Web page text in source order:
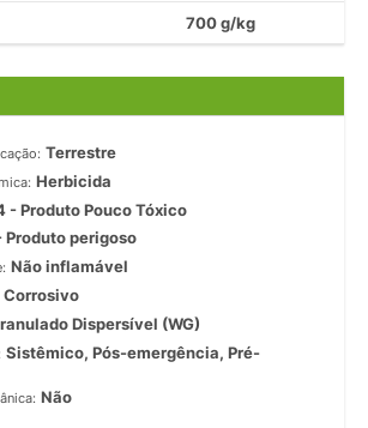
700 g/kg
Terrestre
Herbicida
- Produto Pouco Tóxico
Produto perigoso
Não inflamável
Corrosivo
Dispersível (WG)
Sistêmico, Pós-emergência, Pré-
Não